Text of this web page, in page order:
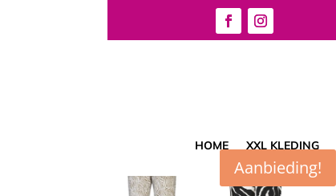
HOME XXL KLEDING
Aanbieding!